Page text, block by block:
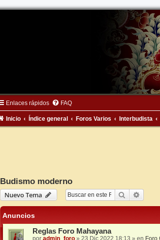
Enlaces rápidos FAQ
Inicio Índice general Foros Varios Interbudista
Budismo moderno
Nuevo Tema
Buscar
Anuncios
Reglas Foro Mahayana